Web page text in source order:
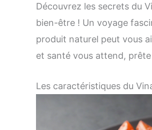
Découvrez les secrets du
bien-être ! Un voyage
produit naturel peut vous
et santé vous attend,
Les caractéristiques du